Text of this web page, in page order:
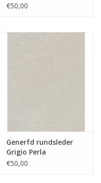
€50,00
Generfd rundsleder
Grigio Perla
€50,00